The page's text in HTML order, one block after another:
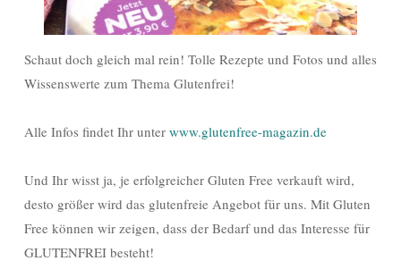
Schaut doch gleich mal rein! Tolle Rezepte und Fotos und alles
Wissenswerte zum Thema Glutenfrei!
Alle Infos findet Ihr unter www.glutenfree-magazin.de
Und Ihr wisst ja, je erfolgreicher Gluten Free verkauft wird,
desto größer wird das glutenfreie Angebot für uns. Mit Gluten
Free können wir zeigen, dass der Bedarf und das Interesse für
GLUTENFREI besteht!